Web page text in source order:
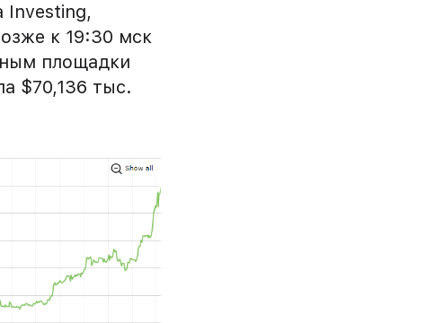
Investing,
к 19:30 мск
площадки
$70,136 тыс.